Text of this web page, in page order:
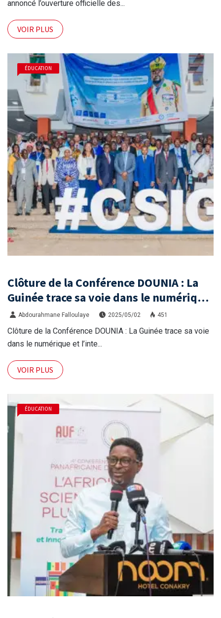
annoncé l’ouverture officielle des...
VOIR PLUS
ÉDUCATION
Clôture de la Conférence DOUNIA : La
Guinée trace sa voie dans le numérique
et l’intelligence artificielle
Abdourahmane Falloulaye 2025/05/02 451
Clôture de la Conférence DOUNIA : La Guinée trace sa voie
dans le numérique et l’inte...
VOIR PLUS
ÉDUCATION